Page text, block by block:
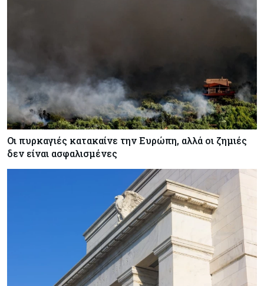
Οι πυρκαγιές κατακαίνε την Ευρώπη, αλλά οι ζημιές
δεν είναι ασφαλισμένες